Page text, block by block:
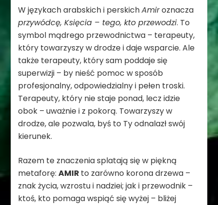
W językach arabskich i perskichAmiroznacza
przywódcę, Księcia – tego, kto przewodzi. To
symbol mądrego przewodnictwa – terapeuty,
który towarzyszy w drodze i daje wsparcie. Ale
także terapeuty, który sam poddaje się
superwizji – by nieść pomoc w sposób
profesjonalny, odpowiedzialny i pełen troski.
Terapeuty, który nie staje ponad, lecz idzie
obok – uważnie i z pokorą. Towarzyszy w
drodze, ale pozwala, byś to Ty odnalazł swój
kierunek.
Razem te znaczenia splatają się w piękną
metaforę:AMIR to zarówno korona drzewa –
znak życia, wzrostu i nadziei; jak i przewodnik –
ktoś, kto pomaga wspiąć się wyżej – bliżej